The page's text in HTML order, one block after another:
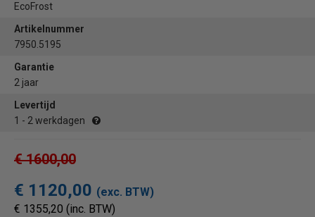
EcoFrost
Artikelnummer
7950.5195
Garantie
2 jaar
Levertijd
1 - 2 werkdagen
€ 1600,00
€ 1120,00 (exc. BTW)
€ 1355,20 (inc. BTW)